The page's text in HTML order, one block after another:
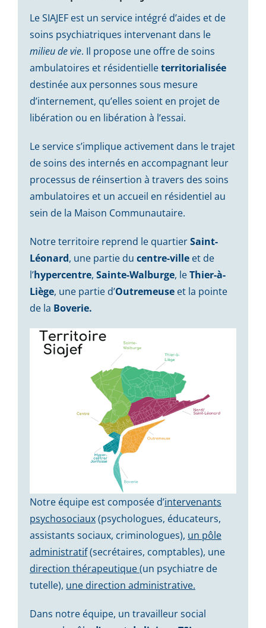
Le SIAJEF est un service intégré d’aides et de
soins psychiatriques intervenant dans le
milieu de vie. Il propose une offre de soins
ambulatoires et résidentielleterritorialisée
destinée aux personnes sous mesure
d’internement, qu’elles soient en projet de
libération ou en libération à l’essai.
Le service s’implique activement dans le trajet
de soins des internés en accompagnant leur
processus de réinsertion à travers des soins
ambulatoires et un accueil en résidentiel au
sein de la Maison Communautaire.
Notre territoire reprend le quartierSaint-
Léonard, une partie du centre-ville et de
l’hypercentre, Sainte-Walburge, leThier-à-
Liège, une partie d’Outremeuseet la pointe
de la Boverie.
Notre équipe est composée d’intervenants
psychosociaux(psychologues, éducateurs,
assistants sociaux, criminologues), un pôle
administratif(secrétaires, comptables), une
direction thérapeutique(un psychiatre de
tutelle), une direction administrative.
Dans notre équipe, un travailleur social